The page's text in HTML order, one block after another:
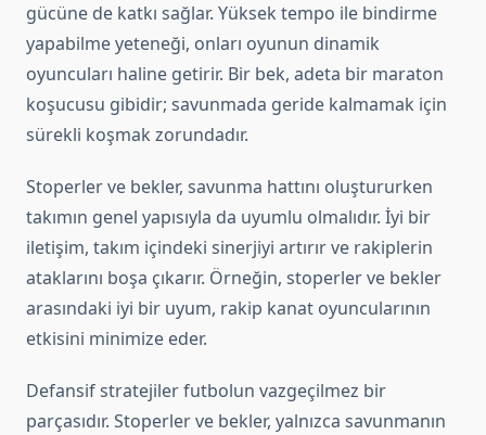
gücüne de katkı sağlar. Yüksek tempo ile bindirme
yapabilme yeteneği, onları oyunun dinamik
oyuncuları haline getirir. Bir bek, adeta bir maraton
koşucusu gibidir; savunmada geride kalmamak için
sürekli koşmak zorundadır.
Stoperler ve bekler, savunma hattını oluştururken
takımın genel yapısıyla da uyumlu olmalıdır. İyi bir
iletişim, takım içindeki sinerjiyi artırır ve rakiplerin
ataklarını boşa çıkarır. Örneğin, stoperler ve bekler
arasındaki iyi bir uyum, rakip kanat oyuncularının
etkisini minimize eder.
Defansif stratejiler futbolun vazgeçilmez bir
parçasıdır. Stoperler ve bekler, yalnızca savunmanın